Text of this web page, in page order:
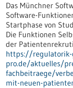
Das Münchner
Software-
Startphase von
Die Funktionen
der
https://regulatorik-
pro.de/aktuelles/
fachbeitraege/
mit-neuen-